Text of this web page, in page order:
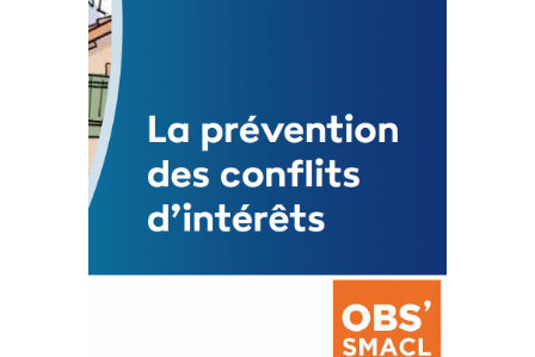
Mise à jour avril 2024
FEUILLETER